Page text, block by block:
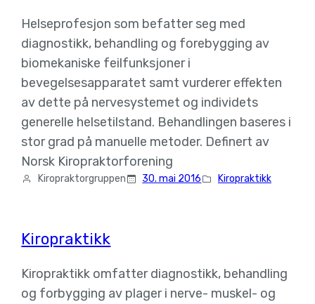
Helseprofesjon som befatter seg med
diagnostikk, behandling og forebygging av
biomekaniske feilfunksjoner i
bevegelsesapparatet samt vurderer effekten
av dette på nervesystemet og individets
generelle helsetilstand. Behandlingen baseres i
stor grad på manuelle metoder. Definert av
Norsk Kiropraktorforening
Kiropraktorgruppen 30. mai 2016 Kiropraktikk
Kiropraktikk
Kiropraktikk omfatter diagnostikk, behandling
og forbygging av plager i nerve- muskel- og